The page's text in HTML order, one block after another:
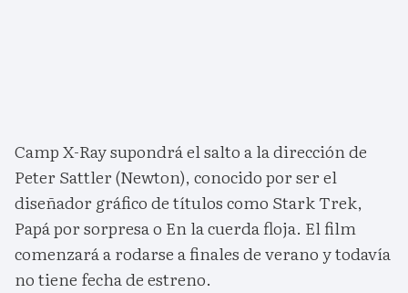
Camp X-Ray supondrá el salto a la dirección de
Peter Sattler (Newton), conocido por ser el
diseñador gráfico de títulos como Stark Trek,
Papá por sorpresa o En la cuerda floja. El film
comenzará a rodarse a finales de verano y todavía
no tiene fecha de estreno.